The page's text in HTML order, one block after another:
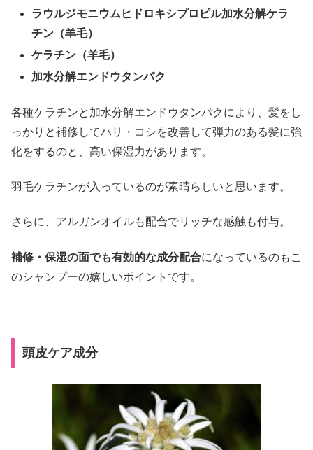
ラウルジモニウムヒドロキシプロピル加水分解ケラ
チン（羊毛）
ケラチン（羊毛）
加水分解エンドウタンパク
各種ケラチンと加水分解エンドウタンパクにより、髪をし
っかりと補修してハリ・コシを改善して弾力のある髪に強
化をするのと、高い保湿力があります。
羽毛ケラチンが入っているのが素晴らしいと思います。
さらに、アルガンオイルも配合でリッチな感触も付与。
補修・保湿の面でも有効的な成分配合になっているのもこ
のシャンプーの嬉しいポイントです。
頭皮ケア成分